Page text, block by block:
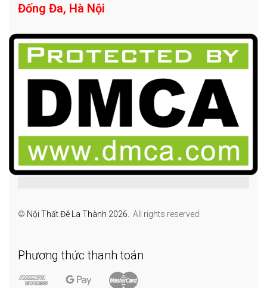
Đống Đa, Hà Nội
© Nội Thất Đê La Thành 2026. All rights reserved.
Phương thức thanh toán